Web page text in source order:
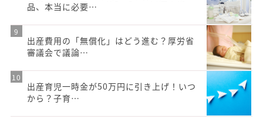
品、本当に必要…
出産費用の「無償化」はどう進む？厚労省
審議会で議論…
出産育児一時金が50万円に引き上げ！いつ
から？子育…